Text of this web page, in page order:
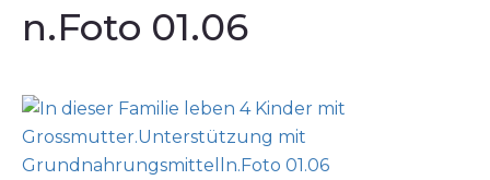
n.Foto 01.06